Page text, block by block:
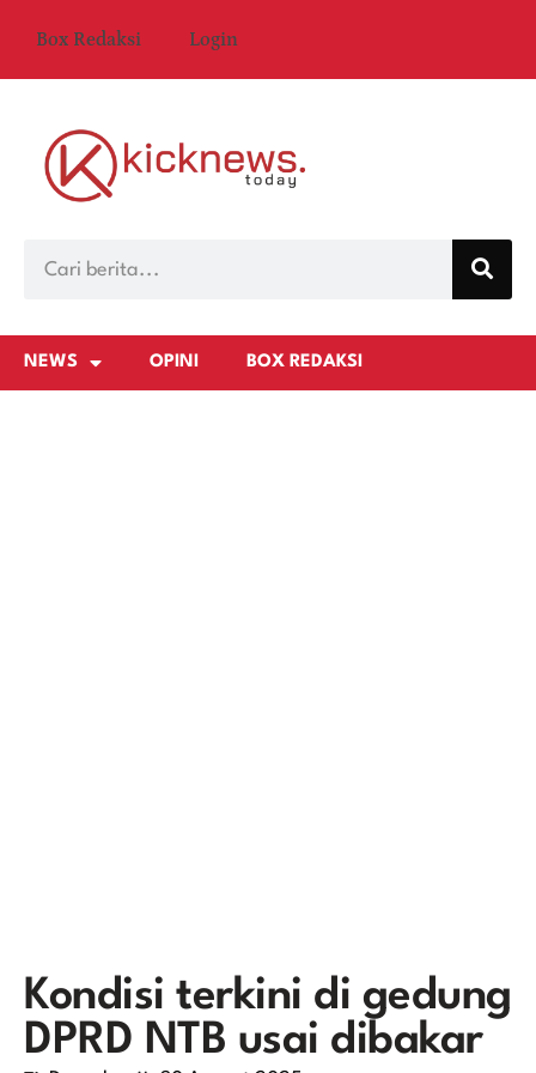
Box Redaksi Login
NEWS OPINI BOX REDAKSI
Kondisi terkini di gedung
DPRD NTB usai dibakar